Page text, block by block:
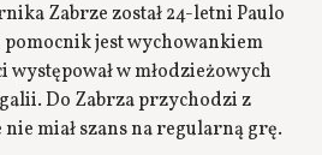
Zabrze został 24-letni Paulo
jest wychowankiem
występował w młodzieżowych
Do Zabrza przychodzi z
miał szans na regularną grę.